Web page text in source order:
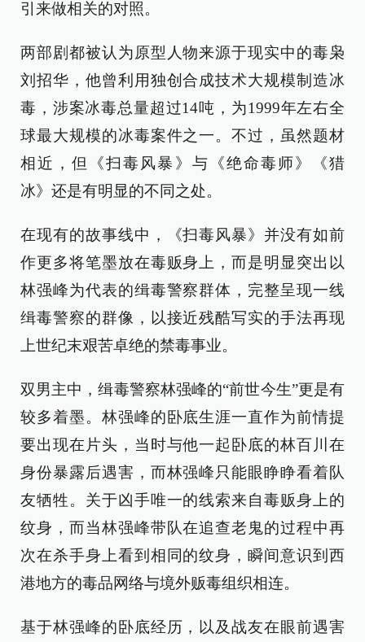
引来做相关的对照。
两部剧都被认为原型人物来源于现实中的毒枭
刘招华，他曾利用独创合成技术大规模制造冰
毒，涉案冰毒总量超过14吨，为1999年左右全
球最大规模的冰毒案件之一。不过，虽然题材
相近，但《扫毒风暴》与《绝命毒师》《猎
冰》还是有明显的不同之处。
在现有的故事线中，《扫毒风暴》并没有如前
作更多将笔墨放在毒贩身上，而是明显突出以
林强峰为代表的缉毒警察群体，完整呈现一线
缉毒警察的群像，以接近残酷写实的手法再现
上世纪末艰苦卓绝的禁毒事业。
双男主中，缉毒警察林强峰的“前世今生”更是有
较多着墨。林强峰的卧底生涯一直作为前情提
要出现在片头，当时与他一起卧底的林百川在
身份暴露后遇害，而林强峰只能眼睁睁看着队
友牺牲。关于凶手唯一的线索来自毒贩身上的
纹身，而当林强峰带队在追查老鬼的过程中再
次在杀手身上看到相同的纹身，瞬间意识到西
港地方的毒品网络与境外贩毒组织相连。
基于林强峰的卧底经历，以及战友在眼前遇害